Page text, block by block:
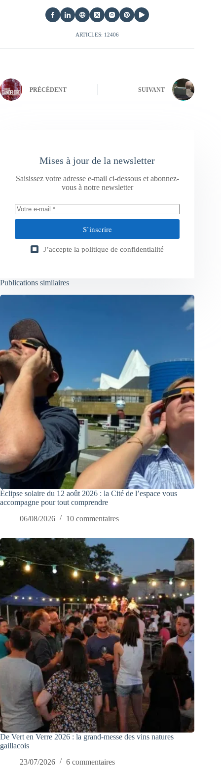
ARTICLES: 12406
PRÉCÉDENT SUIVANT
Mises à jour de la newsletter
Saisissez votre adresse e-mail ci-dessous et abonnez-
vous à notre newsletter
S’inscrire
J’accepte la politique de confidentialité
Publications similaires
Éclipse solaire du 12 août 2026 : la Cité de l’espace vous
accompagne pour tout comprendre
06/08/2026
10 commentaires
De Vert en Verre 2026 : la grand-messe des vins natures
gaillacois
23/07/2026
6 commentaires